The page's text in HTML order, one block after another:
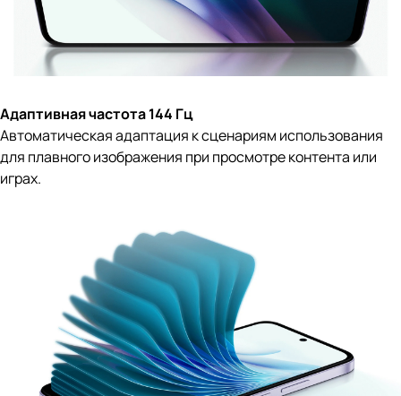
Адаптивная частота 144 Гц
Автоматическая адаптация к сценариям использования
для плавного изображения при просмотре контента или
играх.